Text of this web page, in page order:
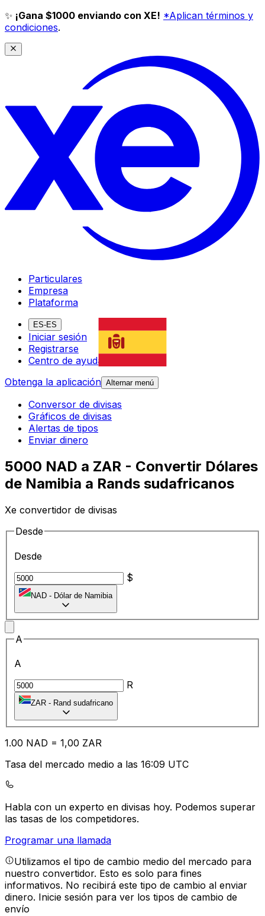
✨ ¡Gana $1000 enviando con XE! *Aplican términos y
condiciones.
Particulares
Empresa
Plataforma
ES-ES
Iniciar sesión
Registrarse
Centro de ayuda
Obtenga la aplicación Alternar menú
Conversor de divisas
Gráficos de divisas
Alertas de tipos
Enviar dinero
5000 NAD a ZAR - Convertir Dólares
de Namibia a Rands sudafricanos
Xe convertidor de divisas
Desde
Desde
$
NAD - Dólar de Namibia
A
A
R
ZAR - Rand sudafricano
1.00 NAD = 1,00 ZAR
Tasa del mercado medio a las 16:09 UTC
Habla con un experto en divisas hoy. Podemos superar
las tasas de los competidores.
Programar una llamada
Utilizamos el tipo de cambio medio del mercado para
nuestro convertidor. Esto es solo para fines
informativos. No recibirá este tipo de cambio al enviar
dinero. Inicie sesión para ver los tipos de cambio de
envío